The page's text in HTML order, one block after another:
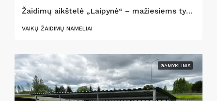
Žaidimų aikštelė „Laipynė“ – mažiesiems tyrinėtojams!
VAIKŲ ŽAIDIMŲ NAMELIAI
GAMYKLINIS